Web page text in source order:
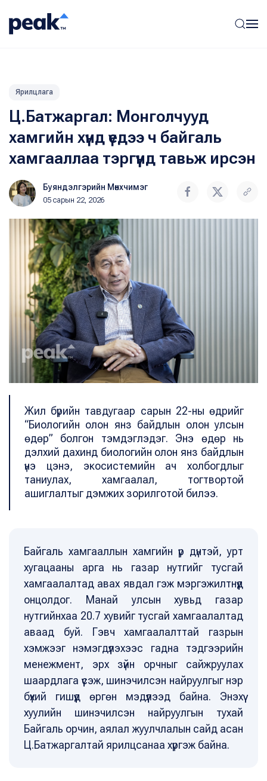
Ярилцлага
Ц.Батжаргал: Монголчууд
хамгийн хүнд үедээ ч байгаль
хамгааллаа тэргүүнд тавьж ирсэн
Буяндэлгэрийн Мөнхчимэг
05 сарын 22, 2026
Жил бүрийн тавдугаар сарын 22-ны өдрийг
“Биологийн олон янз байдлын олон улсын
өдөр” болгон тэмдэглэдэг. Энэ өдөр нь
дэлхий дахинд биологийн олон янз байдлын
үнэ цэнэ, экосистемийн ач холбогдлыг
таниулах, хамгаалал, тогтвортой
ашиглалтыг дэмжих зорилготой билээ.
Байгаль хамгааллын хамгийн үр дүнтэй, урт
хугацааны арга нь газар нутгийг тусгай
хамгаалалтад авах явдал гэж мэргэжилтнүүд
онцолдог. Манай улсын хувьд газар
нутгийнхаа 20.7 хувийг тусгай хамгаалалтад
аваад буй. Гэвч хамгаалалттай газрын
хэмжээг нэмэгдүүлэхээс гадна тэдгээрийн
менежмент, эрх зүйн орчныг сайжруулах
шаардлага үүсэж, шинэчилсэн найруулгыг нэр
бүхий гишүүд өргөн мэдүүлээд байна. Энэхүү
хуулийн шинэчилсэн найруулгын тухай
Байгаль орчин, аялал жуулчлалын сайд асан
Ц.Батжаргалтай ярилцсанаа хүргэж байна.